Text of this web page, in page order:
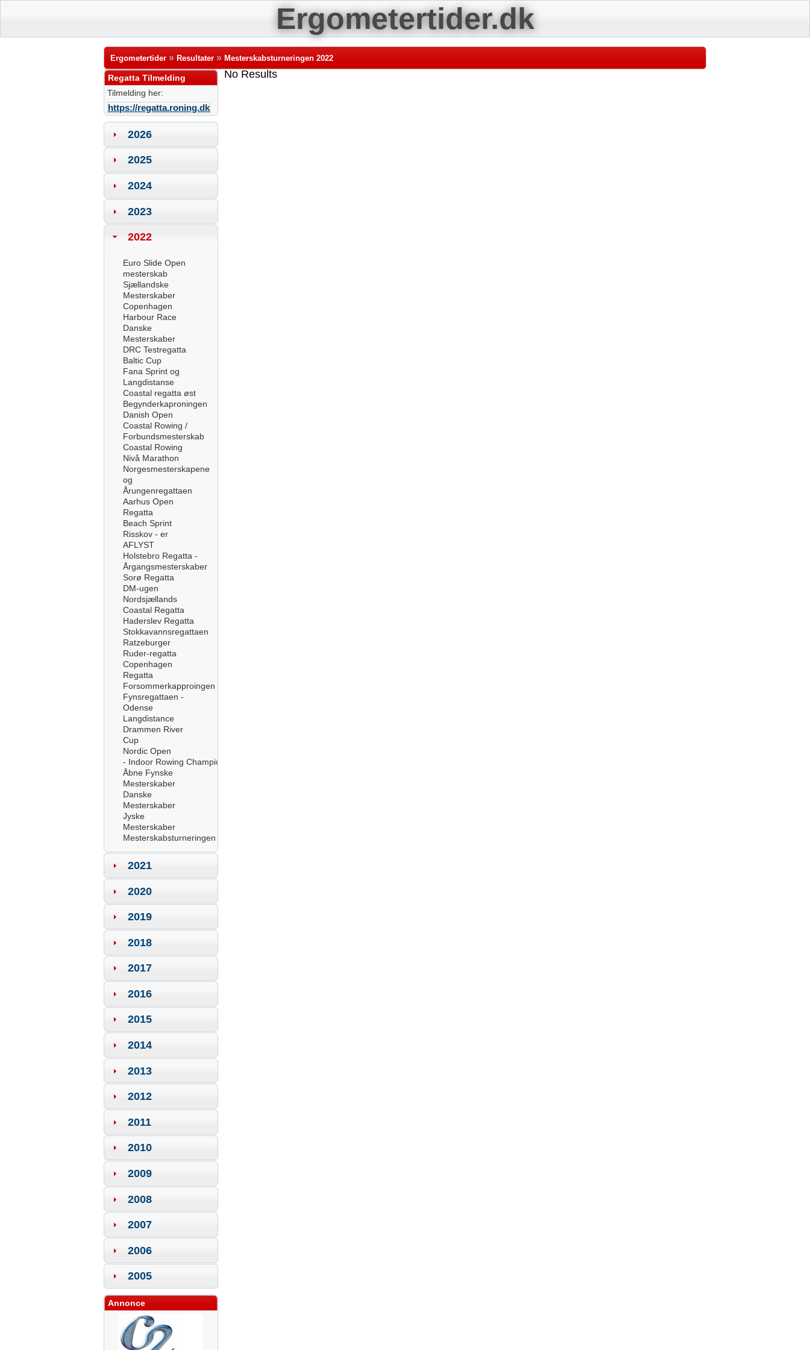
Ergometertider.dk
Ergometertider » Resultater » Mesterskabsturneringen 2022
Regatta Tilmelding
Tilmelding her:
https://regatta.roning.dk
2026
2025
2024
2023
2022
Euro Slide Open
mesterskab
Sjællandske
Mesterskaber
Copenhagen
Harbour Race
Danske
Mesterskaber
DRC Testregatta
Baltic Cup
Fana Sprint og
Langdistanse
Coastal regatta øst
Begynderkaproningen
Danish Open
Coastal Rowing /
Forbundsmesterskab
Coastal Rowing
Nivå Marathon
Norgesmesterskapene
og
Årungenregattaen
Aarhus Open
Regatta
Beach Sprint
Risskov - er
AFLYST
Holstebro Regatta -
Årgangsmesterskaber
Sorø Regatta
DM-ugen
Nordsjællands
Coastal Regatta
Haderslev Regatta
Stokkavannsregattaen
Ratzeburger
Ruder-regatta
Copenhagen
Regatta
Forsommerkapproingen
Fynsregattaen -
Odense
Langdistance
Drammen River
Cup
Nordic Open
- Indoor Rowing Championships
Åbne Fynske
Mesterskaber
Danske
Mesterskaber
Jyske
Mesterskaber
Mesterskabsturneringen
2021
2020
2019
2018
2017
2016
2015
2014
2013
2012
2011
2010
2009
2008
2007
2006
2005
Annonce
No Results